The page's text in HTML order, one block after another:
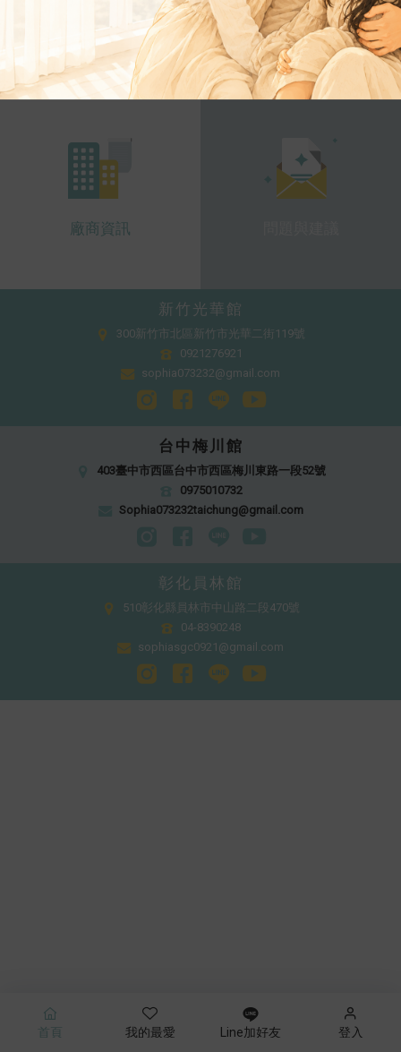
首頁 我的最愛 Line加好友 登入
線上挑片 巢券合作社
廠商資訊
新竹光華館
300新竹市北區新竹市光華二街119號
0921276921
sophia073232@gmail.com
台中梅川館
403臺中市西區台中市西區梅川東路一段52號
0975010732
Sophia073232taichung@gmail.com
彰化員林館
510彰化縣員林市中山路二段470號
04-8390248
sophiasgc0921@gmail.com